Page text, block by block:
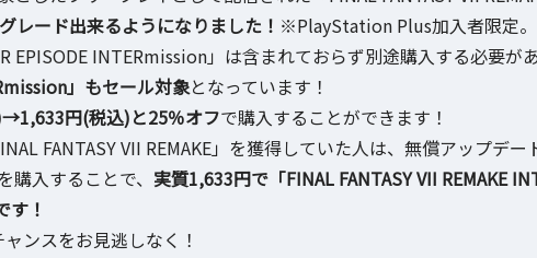
レード出来るようになりました！ ※PlayStation Plus加入者限定。
EPISODE INTERmission」は含まれておらず別途購入する必要があ
」もセール対象となっています！
円(税込)と25％オフで購入することができます！
FANTASY VII REMAKE」を獲得していた人は、無償アップデー
購入することで、 実質1,633円で「FINAL FANTASY VII REMAKE
す！
ンスをお見逃しなく！